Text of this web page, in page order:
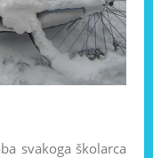
svakoga školarca